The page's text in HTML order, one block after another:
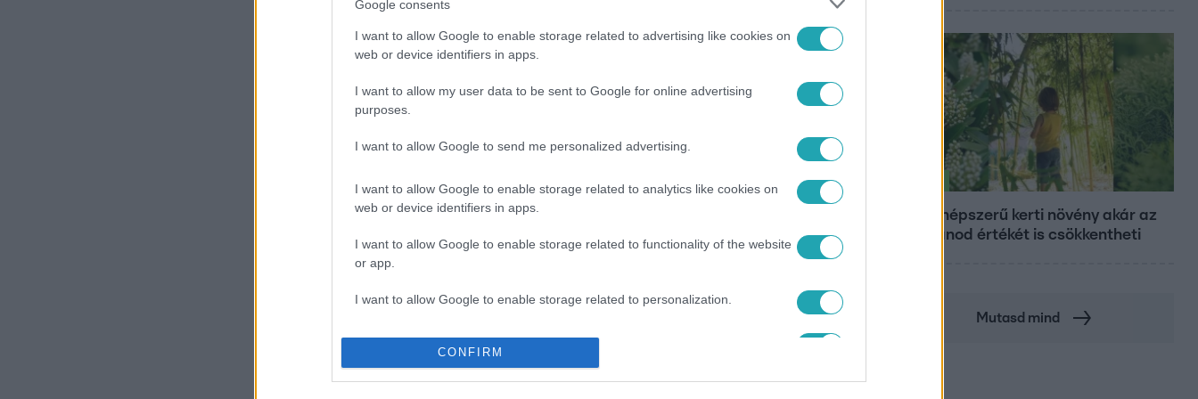
Google consents
I want to allow Google to enable storage related to advertising like cookies on
web or device identifiers in apps.
I want to allow my user data to be sent to Google for online advertising
purposes.
I want to allow Google to send me personalized advertising.
I want to allow Google to enable storage related to analytics like cookies on
web or device identifiers in apps.
I want to allow Google to enable storage related to functionality of the website
or app.
I want to allow Google to enable storage related to personalization.
I want to allow Google to enable storage related to security, including
authentication functionality and fraud prevention, and other user protection.
CONFIRM
Ez a 3 népszerű kerti növény akár az
ingatlanod értékét is csökkentheti
Mutasd mind